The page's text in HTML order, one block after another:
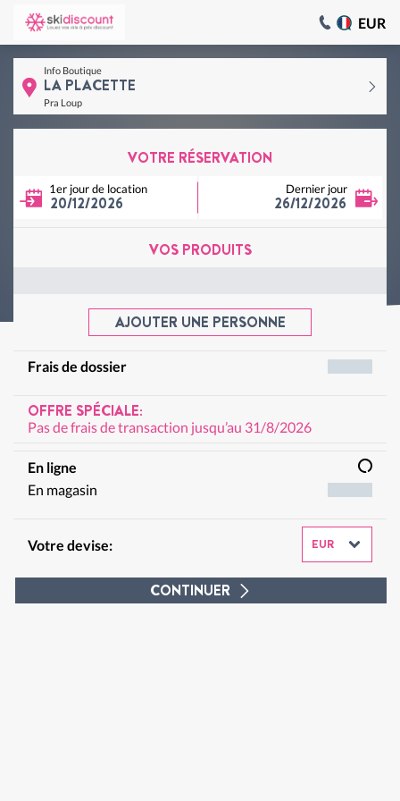
EUR
Info Boutique
LA PLACETTE
Pra Loup
VOTRE RÉSERVATION
20/12/2026
1er jour de location
26/12/2026
Dernier jour
VOS PRODUITS
AJOUTER UNE PERSONNE
Frais de dossier
OFFRE SPÉCIALE:
Pas de frais de transaction jusqu’au 31/8/2026
En ligne
En magasin
Votre devise:
CONTINUER